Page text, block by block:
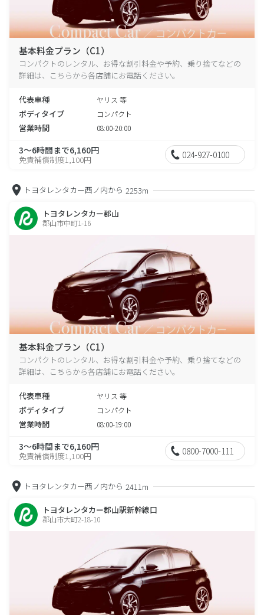
基本料金プラン（C1）
コンパクトのレンタル、お得な割引料金や予約、乗り捨てなどの
詳細は、こちらから各店舗にお電話ください。
代表車種 ヤリス 等
ボディタイプ コンパクト
営業時間 08:00-20:00
3～6時間まで6,160円
免責補償制度1,100円 024-927-0100
トヨタレンタカー西ノ内から 2253m
トヨタレンタカー郡山
郡山市中町1-16
基本料金プラン（C1）
コンパクトのレンタル、お得な割引料金や予約、乗り捨てなどの
詳細は、こちらから各店舗にお電話ください。
代表車種 ヤリス 等
ボディタイプ コンパクト
営業時間 08:00-19:00
3～6時間まで6,160円
免責補償制度1,100円 0800-7000-111
トヨタレンタカー西ノ内から 2411m
トヨタレンタカー郡山駅新幹線口
郡山市大町2-18-10